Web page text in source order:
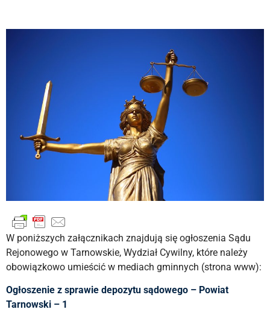
W poniższych załącznikach znajdują się ogłoszenia Sądu
Rejonowego w Tarnowskie, Wydział Cywilny, które należy
obowiązkowo umieścić w mediach gminnych (strona www):
Ogłoszenie z sprawie depozytu sądowego – Powiat
Tarnowski – 1